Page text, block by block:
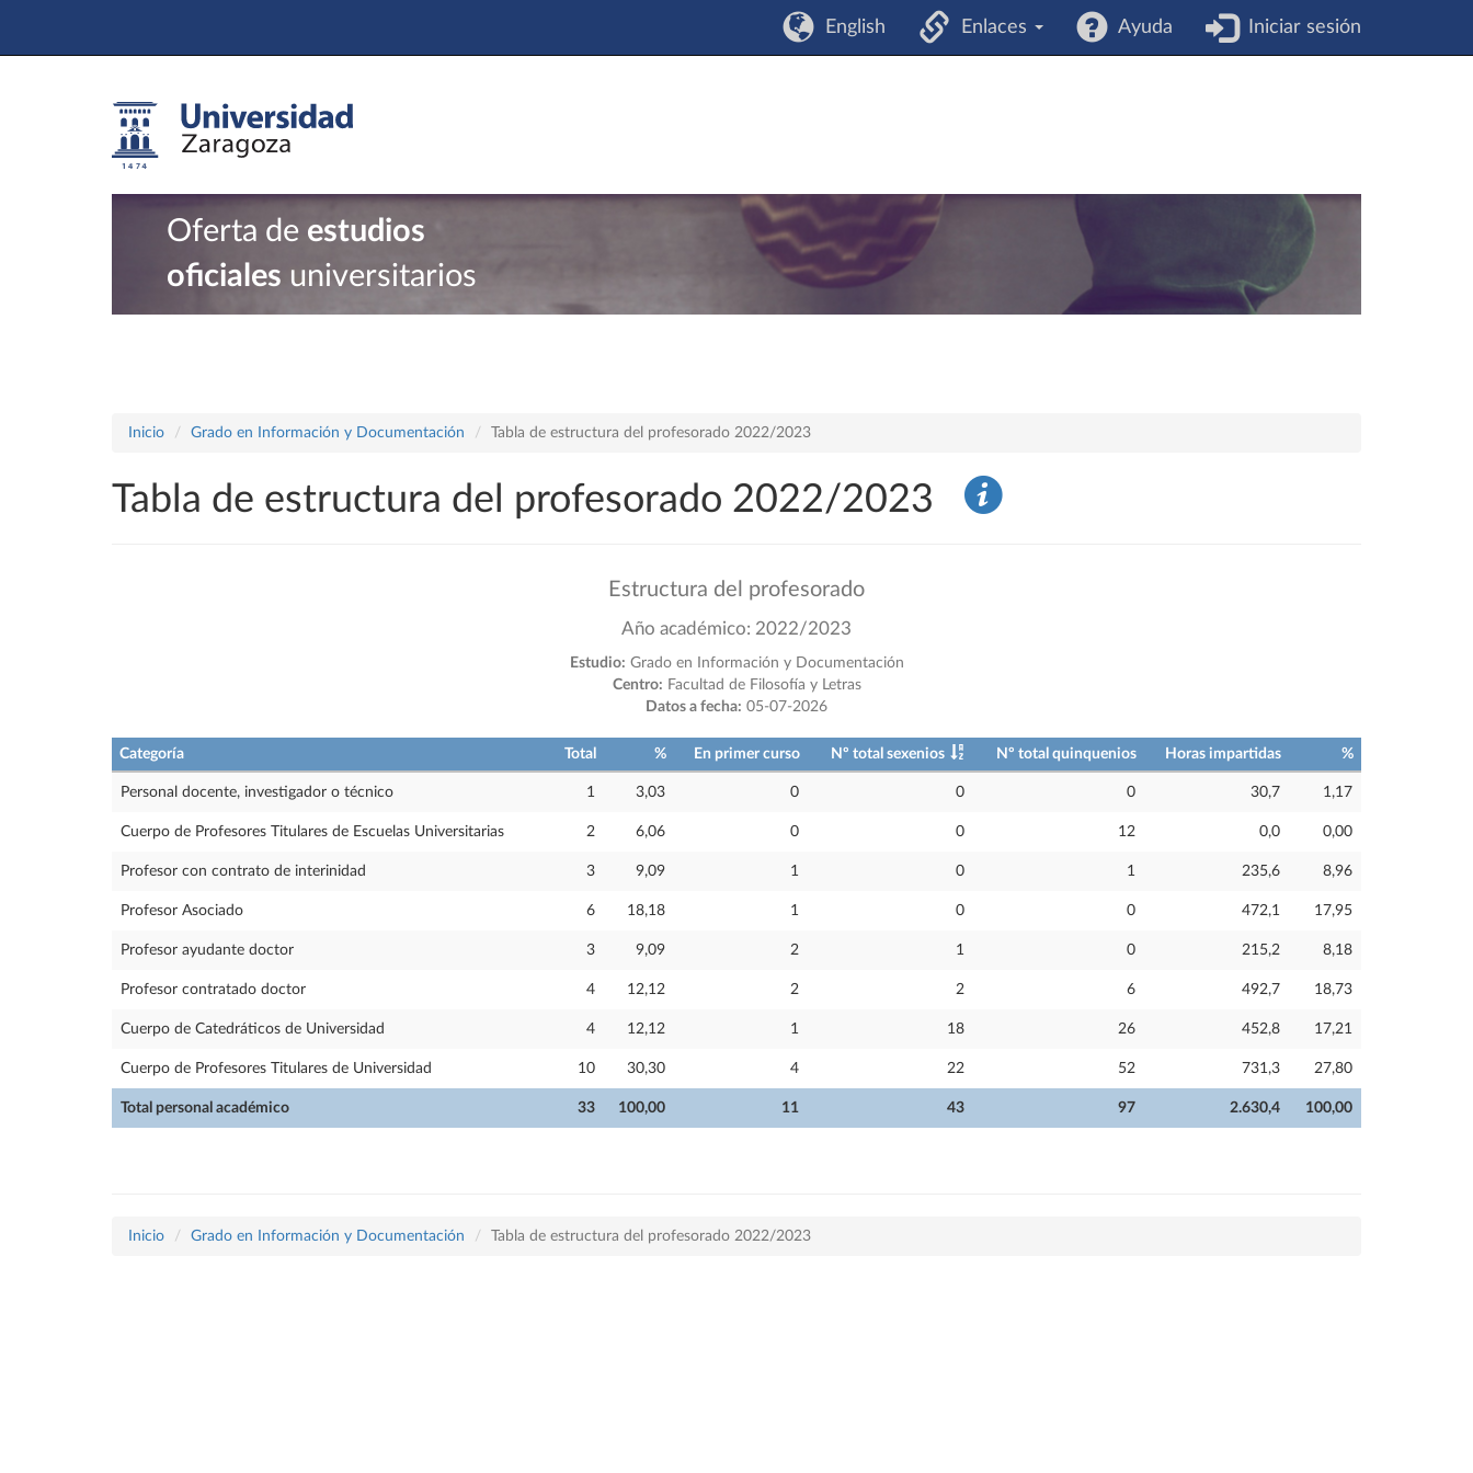
English Enlaces Ayuda Iniciar sesión
Oferta de estudios
oficiales universitarios
Inicio Grado en Información y Documentación Tabla de estructura del profesorado 2022/2023
Tabla de estructura del profesorado 2022/2023
Estructura del profesorado
Año académico: 2022/2023
Estudio: Grado en Información y Documentación
Centro: Facultad de Filosofía y Letras
Datos a fecha: 05-07-2026
Categoría Total % En primer curso Nº total sexenios Nº total quinquenios Horas impartidas %
Total personal académico 33 100,00 11 43 97 2.630,4 100,00
Personal docente, investigador o técnico 1 3,03 0 0 0 30,7 1,17
Cuerpo de Profesores Titulares de Escuelas Universitarias 2 6,06 0 0 12 0,0 0,00
Profesor con contrato de interinidad 3 9,09 1 0 1 235,6 8,96
Profesor Asociado 6 18,18 1 0 0 472,1 17,95
Profesor ayudante doctor 3 9,09 2 1 0 215,2 8,18
Profesor contratado doctor 4 12,12 2 2 6 492,7 18,73
Cuerpo de Catedráticos de Universidad 4 12,12 1 18 26 452,8 17,21
Cuerpo de Profesores Titulares de Universidad 10 30,30 4 22 52 731,3 27,80
Inicio Grado en Información y Documentación Tabla de estructura del profesorado 2022/2023